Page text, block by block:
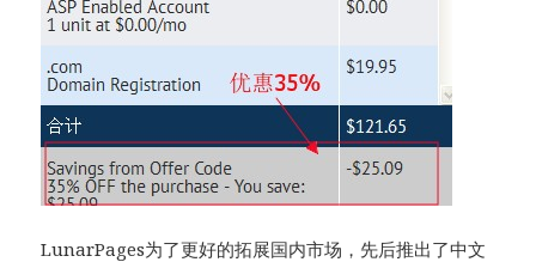
LunarPages为了更好的拓展国内市场，先后推出了中文